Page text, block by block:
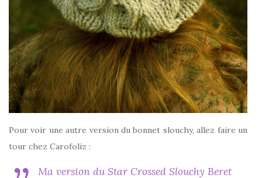
Pour voir une autre version du bonnet slouchy, allez faire un
tour chez Carofoliz :
Ma version du Star Crossed Slouchy Beret